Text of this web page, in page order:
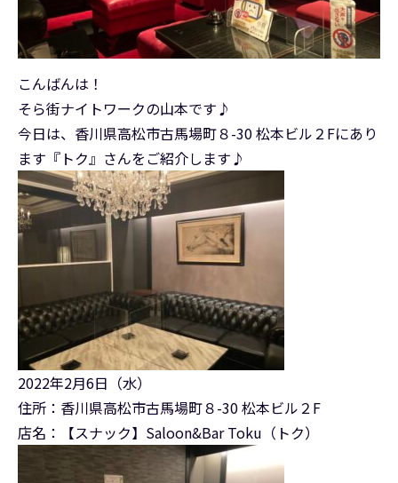
こんばんは！
そら街ナイトワークの山本です♪
今日は、香川県高松市古馬場町８-30 松本ビル２Fにあり
ます『トク』さんをご紹介します♪
2022年2月6日（水）
住所：香川県高松市古馬場町８-30 松本ビル２F
店名：【スナック】Saloon&Bar Toku（トク）